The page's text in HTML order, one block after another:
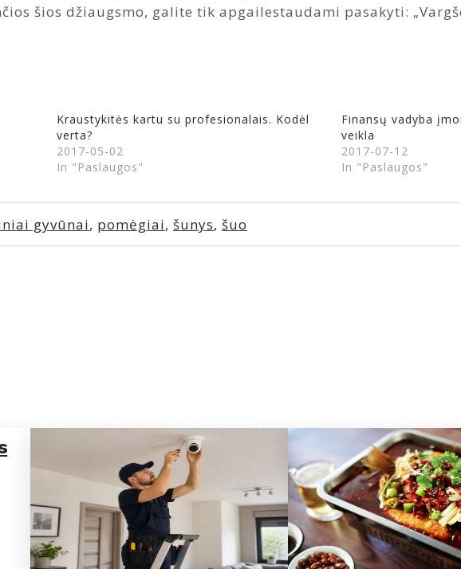
šios džiaugsmo, galite tik apgailestaudami pasakyti:
Kraustykitės kartu su profesionalais. Kodėl
verta?
2017-05-02
In "Paslaugos"
Finansų vadyba
veikla
2017-07-12
In "Paslaugos"
gyvūnai, pomėgiai, šunys, šuo